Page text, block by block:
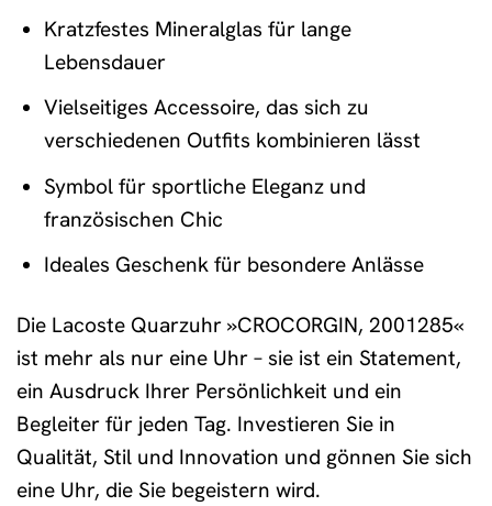
Kratzfestes Mineralglas für lange
Lebensdauer
Vielseitiges Accessoire, das sich zu
verschiedenen Outfits kombinieren lässt
Symbol für sportliche Eleganz und
französischen Chic
Ideales Geschenk für besondere Anlässe
Die Lacoste Quarzuhr »CROCORGIN, 2001285«
ist mehr als nur eine Uhr – sie ist ein Statement,
ein Ausdruck Ihrer Persönlichkeit und ein
Begleiter für jeden Tag. Investieren Sie in
Qualität, Stil und Innovation und gönnen Sie sich
eine Uhr, die Sie begeistern wird.